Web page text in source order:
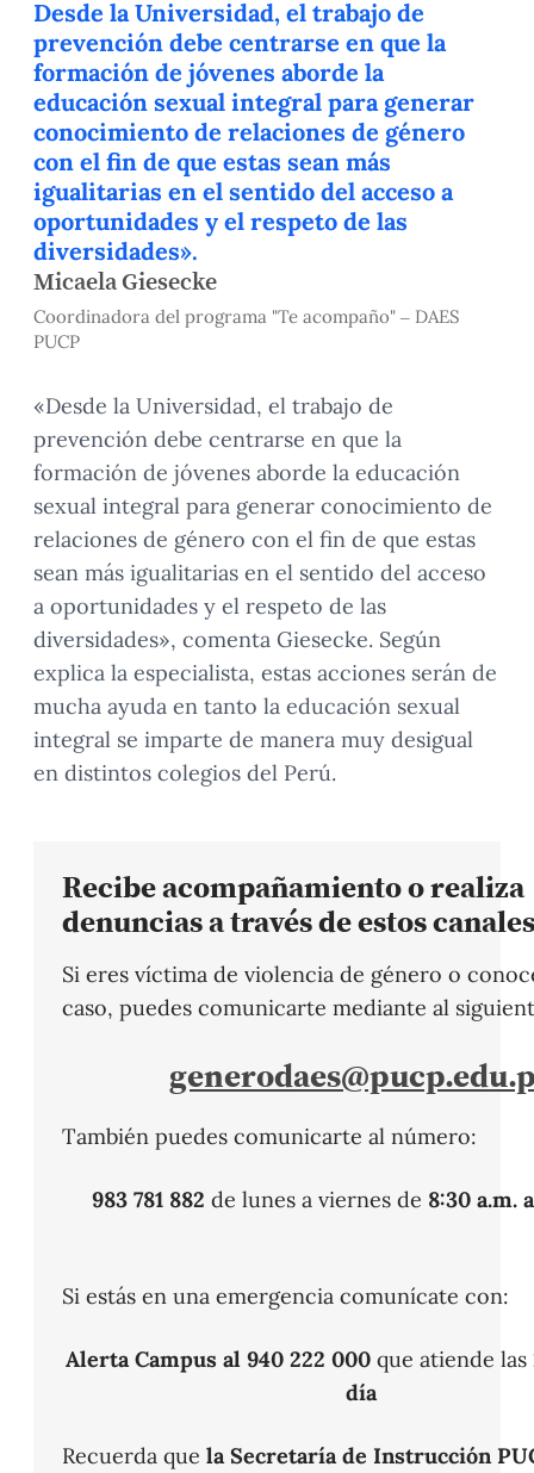
Desde la Universidad, el trabajo de
prevención debe centrarse en que la
formación de jóvenes aborde la
educación sexual integral para generar
conocimiento de relaciones de género
con el fin de que estas sean más
igualitarias en el sentido del acceso a
oportunidades y el respeto de las
diversidades».
Micaela Giesecke
Coordinadora del programa "Te acompaño" – DAES
PUCP
«Desde la Universidad, el trabajo de
prevención debe centrarse en que la
formación de jóvenes aborde la educación
sexual integral para generar conocimiento de
relaciones de género con el fin de que estas
sean más igualitarias en el sentido del acceso
a oportunidades y el respeto de las
diversidades», comenta Giesecke. Según
explica la especialista, estas acciones serán de
mucha ayuda en tanto la educación sexual
integral se imparte de manera muy desigual
en distintos colegios del Perú.
Recibe acompañamiento o realiza
denuncias a través de estos canales
Si eres víctima de violencia de género o
caso, puedes comunicarte mediante al
También puedes comunicarte al número:
983 781 882 de lunes a viernes de 8:30 a.m.
Si estás en una emergencia comunícate con:
Alerta Campus al 940 222 000que atiende las
día
Recuerda que la Secretaría de Instrucción